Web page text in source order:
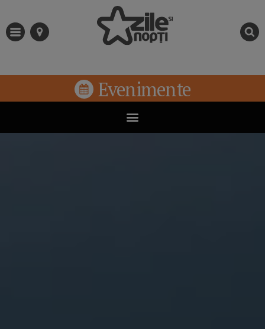
Evenimente